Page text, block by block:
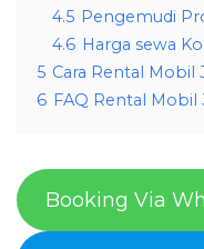
4.5 Pengemudi
4.6 Harga sewa
5 Cara Rental Mobil
6 FAQ Rental Mobil
Booking Via